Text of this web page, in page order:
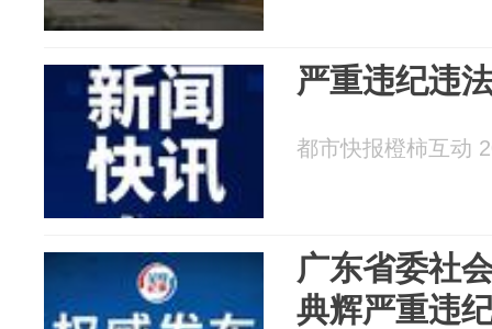
严重违纪违
都市快报橙柿互动
广东省委社
典辉严重违